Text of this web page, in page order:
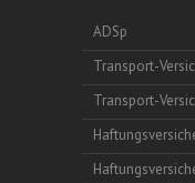
ADSp
Transport-
Transport-